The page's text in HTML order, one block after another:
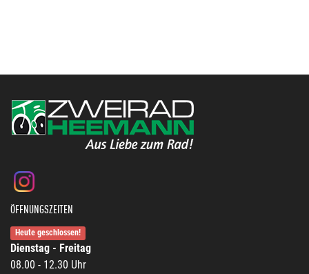
ÖFFNUNGSZEITEN
Heute geschlossen!
Dienstag - Freitag
08.00 - 12.30 Uhr